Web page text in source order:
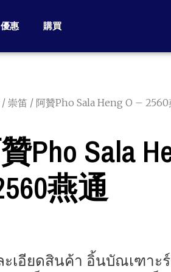
優惠 購買
/ 崇笛 / 阿贊Pho Sala Heng O – 2560
Pho Sala
燕通
ะเอียดสินค้า อิ้นบัณเฑาะ